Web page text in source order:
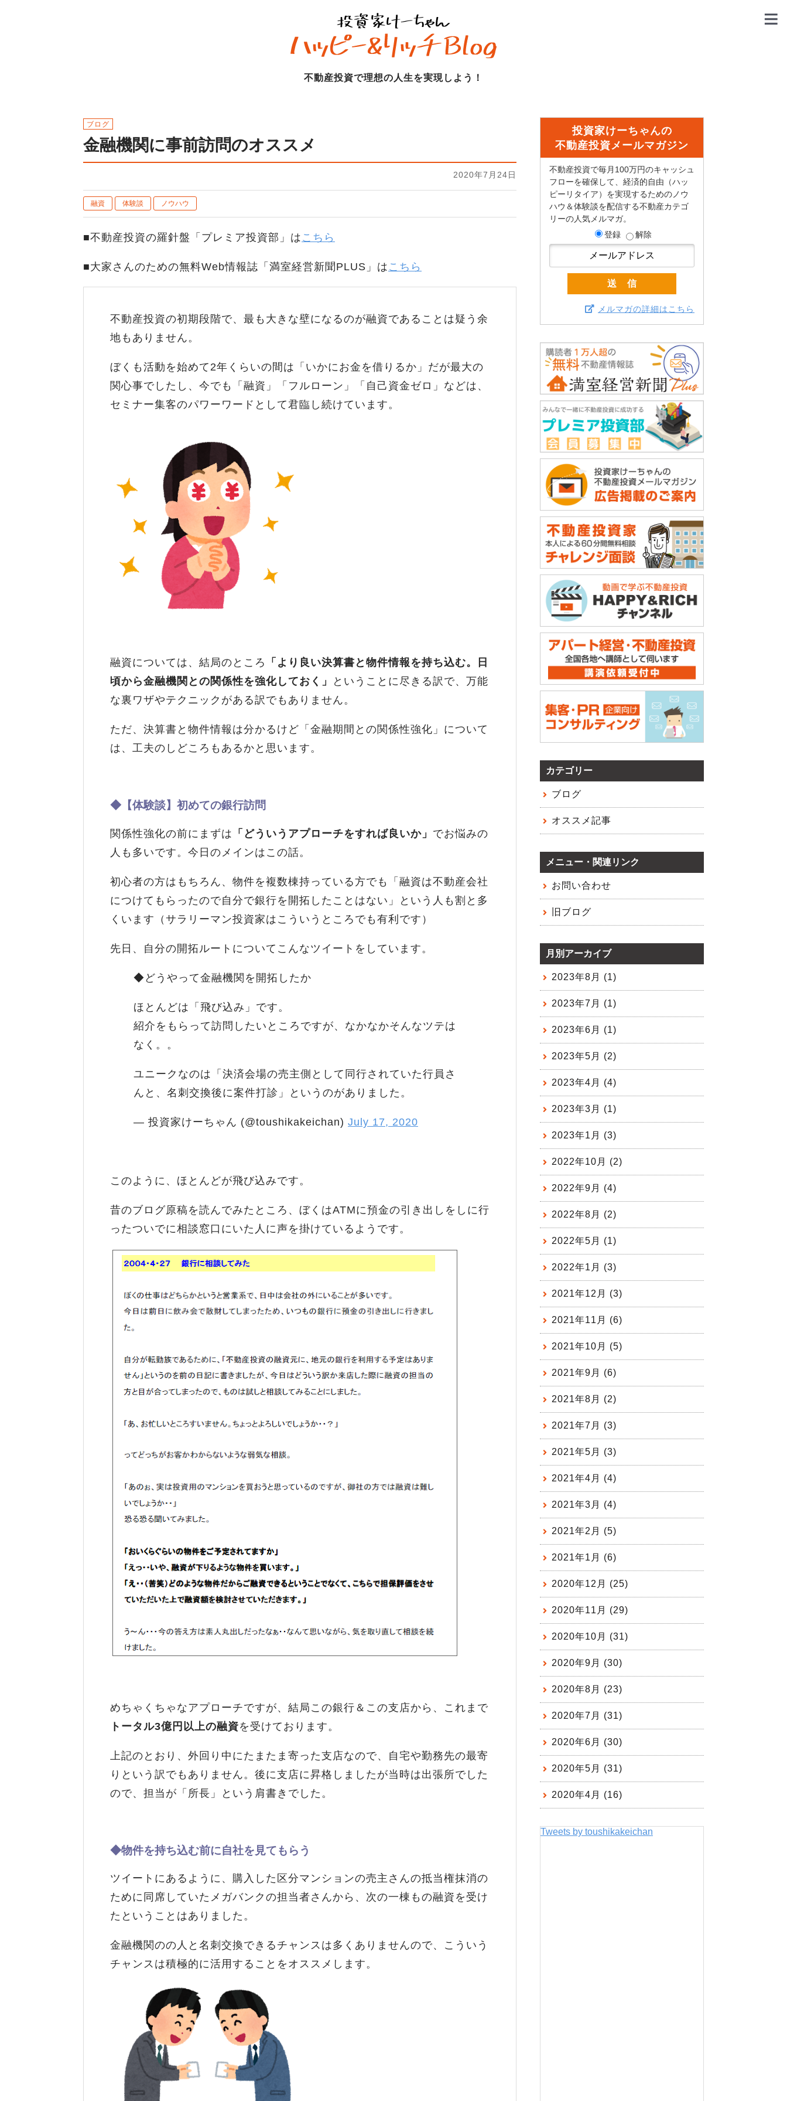
不動産投資で理想の人生を実現しよう！
ブログ
金融機関に事前訪問のオススメ
2020年7月24日
融資 体験談 ノウハウ
■不動産投資の羅針盤「プレミア投資部」は こちら
■大家さんのための無料Web情報誌「満室経営新聞PLUS」は こちら
不動産投資の初期段階で、最も大きな壁になるのが融資であることは疑う余
地もありません。
ぼくも活動を始めて2年くらいの間は「いかにお金を借りるか」だが最大の
関心事でしたし、今でも「融資」「フルローン」「自己資金ゼロ」などは、
セミナー集客のパワーワードとして君臨し続けています。
融資については、結局のところ
「より良い決算書と物件情報を持ち込む。日
頃から金融機関との関係性を強化しておく」
ということに尽きる訳で、万能
な裏ワザやテクニックがある訳でもありません。
ただ、決算書と物件情報は分かるけど「金融期間との関係性強化」について
は、工夫のしどころもあるかと思います。
◆【体験談】初めての銀行訪問
関係性強化の前にまずは 「どういうアプローチをすれば良いか」 でお悩みの
人も多いです。今日のメインはこの話。
初心者の方はもちろん、物件を複数棟持っている方でも「融資は不動産会社
につけてもらったので自分で銀行を開拓したことはない」という人も割と多
くいます（サラリーマン投資家はこういうところでも有利です）
先日、自分の開拓ルートについてこんなツイートをしています。
◆どうやって金融機関を開拓したか
ほとんどは「飛び込み」です。
紹介をもらって訪問したいところですが、なかなかそんなツテは
なく。。
ユニークなのは「決済会場の売主側として同行されていた行員さ
んと、名刺交換後に案件打診」というのがありました。
— 投資家けーちゃん (@toushikakeichan) July 17, 2020
このように、ほとんどが飛び込みです。
昔のブログ原稿を読んでみたところ、ぼくはATMに預金の引き出しをしに行
ったついでに相談窓口にいた人に声を掛けているようです。
めちゃくちゃなアプローチですが、結局この銀行＆この支店から、これまで
トータル3億円以上の融資を受けております。
上記のとおり、外回り中にたまたま寄った支店なので、自宅や勤務先の最寄
りという訳でもありません。後に支店に昇格しましたが当時は出張所でした
ので、担当が「所長」という肩書きでした。
◆物件を持ち込む前に自社を見てもらう
ツイートにあるように、購入した区分マンションの売主さんの抵当権抹消の
ために同席していたメガバンクの担当者さんから、次の一棟もの融資を受け
たということはありました。
金融機関のの人と名刺交換できるチャンスは多くありませんので、こういう
チャンスは積極的に活用することをオススメします。
投資家けーちゃんの
不動産投資メールマガジン
不動産投資で毎月100万円のキャッシュ
フローを確保して、経済的自由（ハッ
ピーリタイア）を実現するためのノウ
ハウ＆体験談を配信する不動産カテゴ
リーの人気メルマガ。
登録
解除
メルマガの詳細はこちら
カテゴリー
ブログ
オススメ記事
メニュー・関連リンク
お問い合わせ
旧ブログ
月別アーカイブ
2023年8月 (1)
2023年7月 (1)
2023年6月 (1)
2023年5月 (2)
2023年4月 (4)
2023年3月 (1)
2023年1月 (3)
2022年10月 (2)
2022年9月 (4)
2022年8月 (2)
2022年5月 (1)
2022年1月 (3)
2021年12月 (3)
2021年11月 (6)
2021年10月 (5)
2021年9月 (6)
2021年8月 (2)
2021年7月 (3)
2021年5月 (3)
2021年4月 (4)
2021年3月 (4)
2021年2月 (5)
2021年1月 (6)
2020年12月 (25)
2020年11月 (29)
2020年10月 (31)
2020年9月 (30)
2020年8月 (23)
2020年7月 (31)
2020年6月 (30)
2020年5月 (31)
2020年4月 (16)
Tweets by toushikakeichan